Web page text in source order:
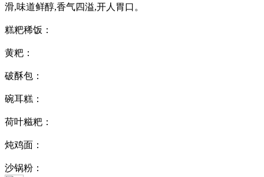
滑,味道鲜醇,香气四溢,开人胃口。
糕粑稀饭：
黄粑：
破酥包：
碗耳糕：
荷叶糍粑：
炖鸡面：
沙锅粉：